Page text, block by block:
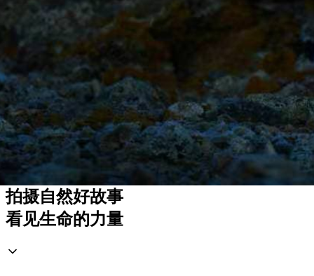
戴向阳
拍摄自然好故事
看见生命的力量